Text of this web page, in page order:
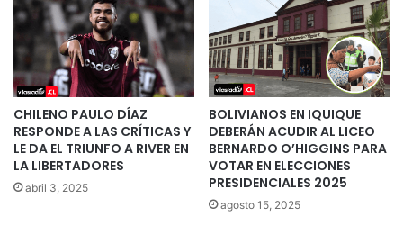
CHILENO PAULO DÍAZ
RESPONDE A LAS CRÍTICAS Y
LE DA EL TRIUNFO A RIVER EN
LA LIBERTADORES
abril 3, 2025
BOLIVIANOS EN IQUIQUE
DEBERÁN ACUDIR AL LICEO
BERNARDO O’HIGGINS PARA
VOTAR EN ELECCIONES
PRESIDENCIALES 2025
agosto 15, 2025